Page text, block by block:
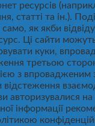
ресурсів
статті та ін.).
як якби
Ці сайти
куки,
третьою
з впровадженим
авторизувалися на
інформації